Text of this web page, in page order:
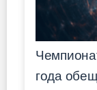
года